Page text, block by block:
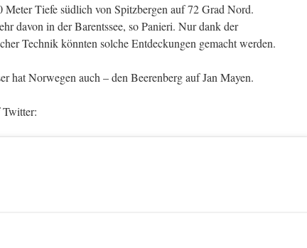
Meter Tiefe südlich von Spitzbergen auf 72 Grad Nord.
davon in der Barentssee, so Panieri. Nur dank der
Technik könnten solche Entdeckungen gemacht werden.
hat Norwegen auch – den Beerenberg auf Jan Mayen.